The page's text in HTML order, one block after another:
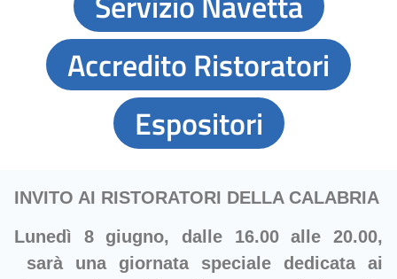
Accredito Ristoratori
Espositori
INVITO AI RISTORATORI DELLA CALABRIA
Lunedì 8 giugno, dalle 16.00 alle 20.00,
sarà una giornata speciale dedicata ai